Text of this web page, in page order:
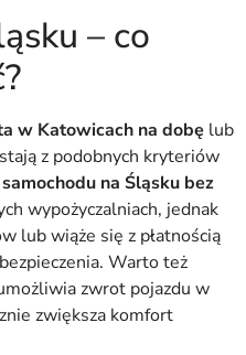
– co
w Katowicach na dobę lub
z podobnych kryteriów
na Śląsku bez
wypożyczalniach, jednak
lub wiąże się z płatnością
Warto też
zwrot pojazdu w
zwiększa komfort